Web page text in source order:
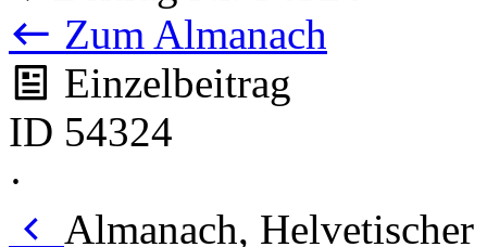
Zum Almanach
Einzelbeitrag
ID 54324
·
Almanach,